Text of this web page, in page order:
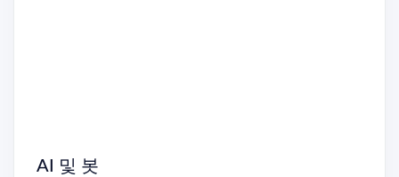
AI 및 봇